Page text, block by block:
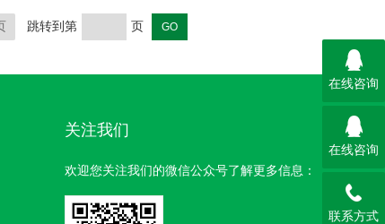
跳转到第 页
关注我们
欢迎您关注我们的微信公众号了解更多信息：
在线咨询
在线咨询
联系方式